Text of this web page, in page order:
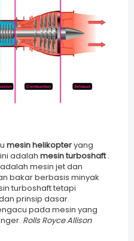
mesin helikopteryang
adalah mesin turboshaft.
mesin jet dan
bakar berbasis minyak
turboshaft tetapi
prinsip dasar.
pada mesin yang
Rolls Royce Allison